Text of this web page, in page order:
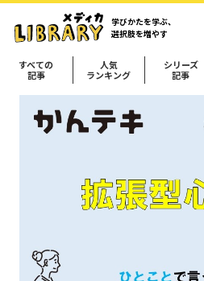
学びかたを学ぶ、
選択肢を増やす
すべての
記事
人気
ランキング
シリーズ
記事